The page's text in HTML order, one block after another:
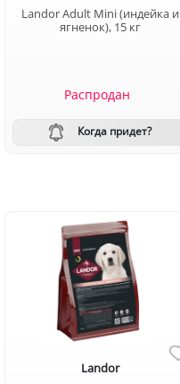
Landor Adult Mini (индейка и
ягненок), 15 кг
Распродан
Когда придет?
Landor